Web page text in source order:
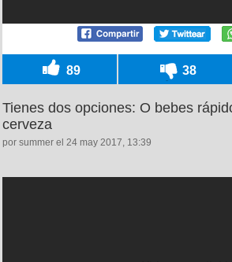
89 38
Tienes dos opciones: O bebes
cerveza
por summer el 24 may 2017, 13:39